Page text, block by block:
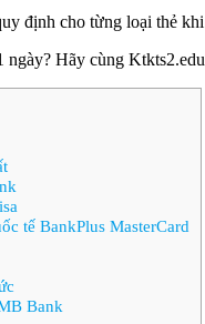
định cho từng loại thẻ
Hãy cùng
tế BankPlus MasterCard
Bank